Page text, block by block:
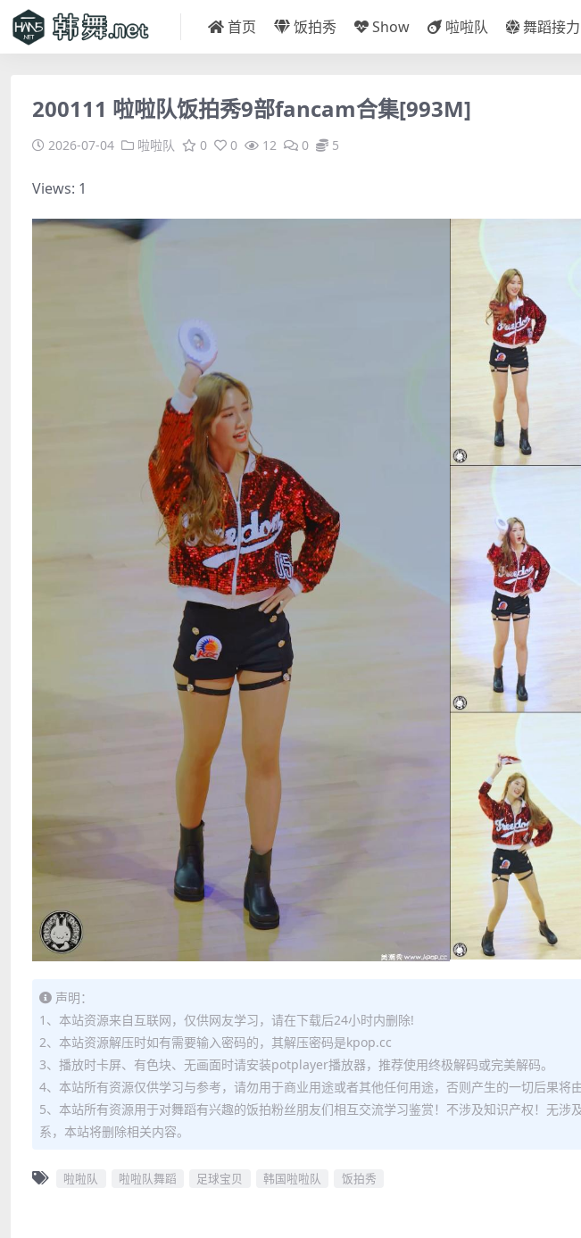
首页 饭拍秀 Show 啦啦队 舞蹈接力
200111 啦啦队饭拍秀9部fancam合集[993M]
2026-07-04 啦啦队 0 0 12 0 5
Views: 1
声明：
1、本站资源来自互联网，仅供网友学习，请在下载后24小时内删除!
2、本站资源解压时如有需要输入密码的，其解压密码是kpop.cc
3、播放时卡屏、有色块、无画面时请安装potplayer播放器，推荐使用终极解码或完美解码。
4、本站所有资源仅供学习与参考，请勿用于商业用途或者其他任何用途，否则产生的一切后果将由
5、本站所有资源用于对舞蹈有兴趣的饭拍粉丝朋友们相互交流学习鉴赏！不涉及知识产权！无
系，本站将删除相关内容。
啦啦队 啦啦队舞蹈 足球宝贝 韩国啦啦队 饭拍秀